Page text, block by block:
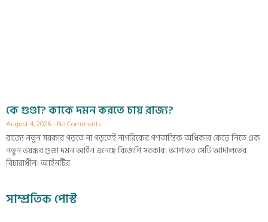
কে গুণ্ডা? কাকে দমন করতে চায় রাজ্য?
August 4, 2026 No Comments
রাজ্যে নতুন সরকার গড়তে না গড়তেই নাগরিকের গণতান্ত্রিক অধিকার কেড়ে নিতে এক
নতুন ভয়ঙ্কর গুণ্ডা দমন আইন এনেছে বিজেপি সরকার। আপাতত সেটি আদালতের
বিচারাধীন। আইনটির
সাম্প্রতিক পোস্ট